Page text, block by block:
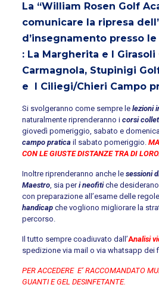
La “William Rosen Golf
comunicare la ripresa
d’insegnamento presso
: La Margherita e I Girasoli
Carmagnola, Stupinigi
e I Ciliegi/Chieri Campo
Si svolgeranno come sempre lelezioni
naturalmente riprenderanno i corsi
giovedì pomeriggio, sabato e
campo praticail sabato pomeriggio.
CON LE GIUSTE DISTANZE TRA DI
Inoltre riprenderanno anche le sessioni
Maestro, sia peri neofitiche
con preparazione all’esame delle
handicapche vogliono migliorare la
percorso.
Il tutto sempre coadiuvato dall’Analisi
spedizione via mail o via whatsapp dei
PER ACCEDERE E’ RACCOMANDATO
GUANTI E GEL DESINFETANTE.